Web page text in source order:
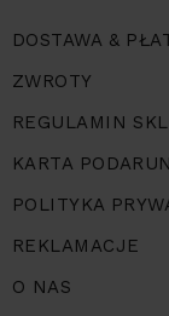
DOSTAWA &
ZWROTY
REGULAMIN
KARTA
POLITYKA
REKLAMACJE
O NAS